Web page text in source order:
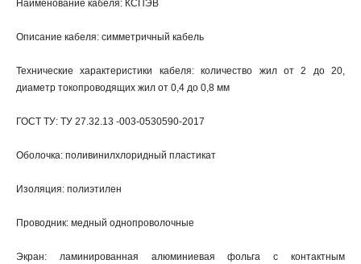
Наименование кабеля: КСПЭВ
Описание кабеля: симметричный кабель
Технические характеристики кабеля: количество жил от 2 до 20,
диаметр токопроводящих жил от 0,4 до 0,8 мм
ГОСТ ТУ: ТУ 27.32.13 -003-0530590-2017
Оболочка: поливинилхлоридный пластикат
Изоляция: полиэтилен
Проводник: медный однопроволочные
Экран: ламинированная алюминиевая фольга с контактным